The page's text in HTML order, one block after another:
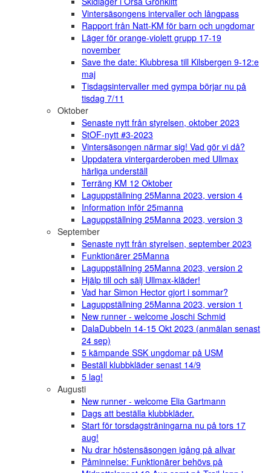
Vintersäsongens intervaller och långpass
Rapport från Natt-KM för barn och ungdomar
Läger för orange-violett grupp 17-19
november
Save the date: Klubbresa till Kilsbergen 9-12:e
maj
Tisdagsintervaller med gympa börjar nu på
tisdag 7/11
Oktober
Senaste nytt från styrelsen, oktober 2023
StOF-nytt #3-2023
Vintersäsongen närmar sig! Vad gör vi då?
Uppdatera vintergarderoben med Ullmax
härliga underställ
Terräng KM 12 Oktober
Laguppställning 25Manna 2023, version 4
Information inför 25manna
Laguppställning 25Manna 2023, version 3
September
Senaste nytt från styrelsen, september 2023
Funktionärer 25Manna
Laguppställning 25Manna 2023, version 2
Hjälp till och sälj Ullmax-kläder!
Vad har Simon Hector gjort i sommar?
Laguppställning 25Manna 2023, version 1
New runner - welcome Joschi Schmid
DalaDubbeln 14-15 Okt 2023 (anmälan senast
24 sep)
5 kämpande SSK ungdomar på USM
Beställ klubbkläder senast 14/9
5 lag!
Augusti
New runner - welcome Elia Gartmann
Dags att beställa klubbkläder.
Start för torsdagsträningarna nu på tors 17
aug!
Nu drar höstensäsongen igång på allvar
Påminnelse: Funktionärer behövs på